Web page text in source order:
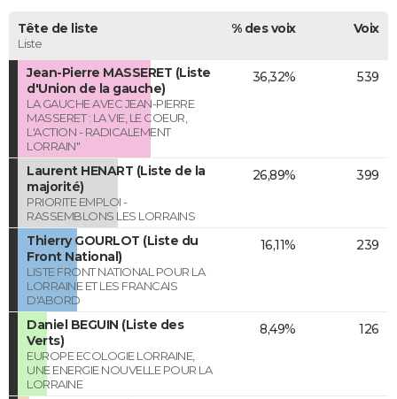
Tête de liste
Liste
% des voix Voix
Jean-Pierre MASSERET (Liste
d'Union de la gauche)
LA GAUCHE AVEC JEAN-PIERRE
MASSERET : LA VIE, LE COEUR,
L'ACTION - RADICALEMENT
LORRAIN"
36,32% 539
Laurent HENART (Liste de la
majorité)
PRIORITE EMPLOI -
RASSEMBLONS LES LORRAINS
26,89% 399
Thierry GOURLOT (Liste du
Front National)
LISTE FRONT NATIONAL POUR LA
LORRAINE ET LES FRANCAIS
D'ABORD
16,11% 239
Daniel BEGUIN (Liste des
Verts)
EUROPE ECOLOGIE LORRAINE,
UNE ENERGIE NOUVELLE POUR LA
LORRAINE
8,49% 126